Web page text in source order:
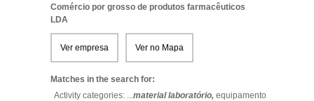
Comércio por grosso de produtos farmacêuticos
LDA
Ver empresa Ver no Mapa
Matches in the search for:
Activity categories: ...material laboratório, equipamento